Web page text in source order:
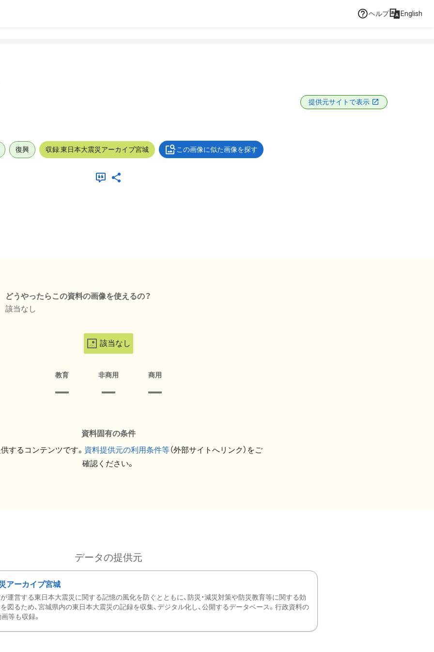
ヘルプ English
提供元サイトで表示
復興 収録:東日本大震災アーカイブ宮城 この画像に似た画像を探す
どうやったらこの資料の画像を使えるの？
該当なし
該当なし
教育 非商用 商用
資料固有の条件
するコンテンツです。 資料提供元の利用条件等（外部サイトへリンク）をご
確認ください。
データの提供元
アーカイブ宮城
運営する東日本大震災に関する記憶の風化を防ぐとともに、防災・減災対策や防災教育等に関する効
図るため、宮城県内の東日本大震災の記録を収集、デジタル化し、公開するデータベース。行政資料の
等も収録。